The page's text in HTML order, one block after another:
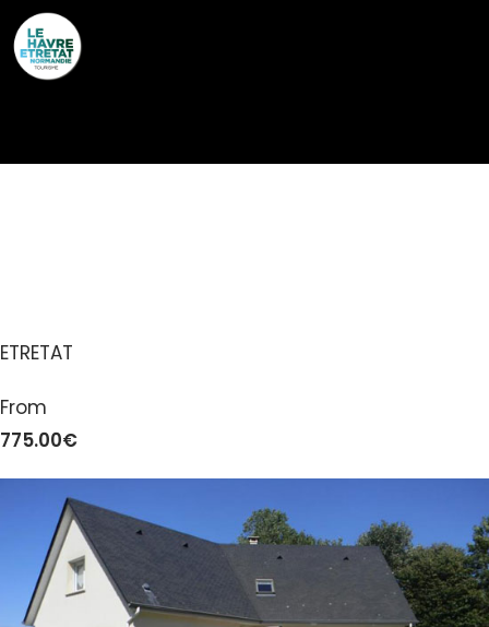
ETRETAT
From
775.00€
Cookies management panel